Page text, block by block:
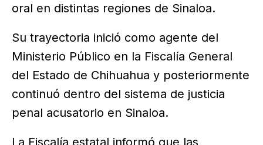
oral en distintas regiones de Sinaloa.
Su trayectoria inició como agente del
Ministerio Público en la Fiscalía General
del Estado de Chihuahua y posteriormente
continuó dentro del sistema de justicia
penal acusatorio en Sinaloa.
La Fiscalía estatal informó que las